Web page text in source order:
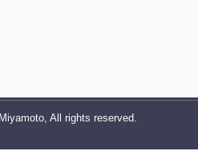
All rights reserved.